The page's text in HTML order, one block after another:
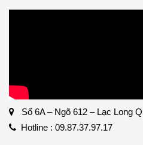
Số 6A – Ngõ 612 – Lạc Long
Hotline : 09.87.37.97.17